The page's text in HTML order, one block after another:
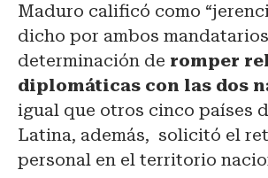
Maduro calificó como
dicho por ambos
determinación de romper
diplomáticas con las dos
igual que otros cinco países
Latina, además, solicitó el
personal en el territorio